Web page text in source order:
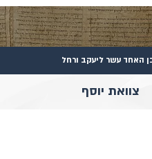
האחד עשר ליעקב ורחל
צוואת יוסף